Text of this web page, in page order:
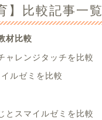
】比較記事一覧
材比較
ャレンジタッチを比較
ルゼミを比較
とスマイルゼミを比較